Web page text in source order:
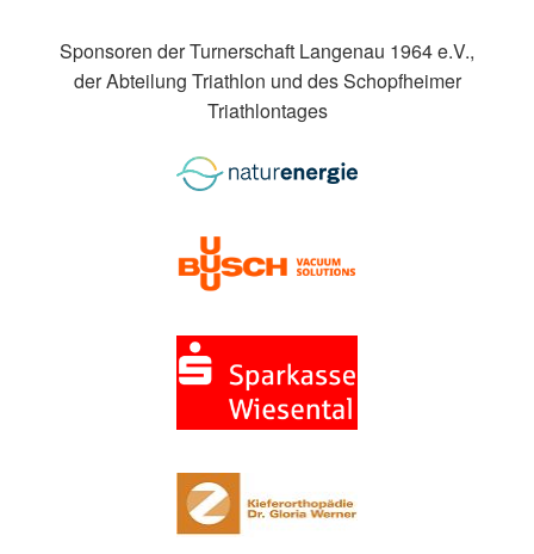
Sponsoren der Turnerschaft Langenau 1964 e.V.,
der Abteilung Triathlon und des Schopfheimer
Triathlontages